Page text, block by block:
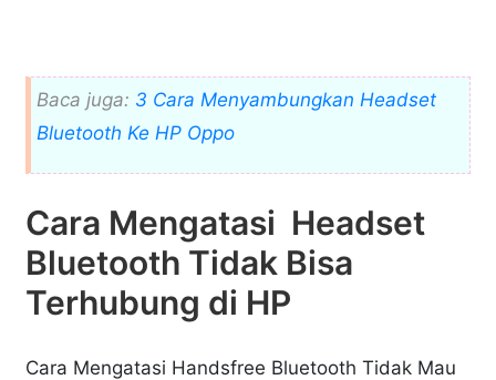
Baca juga: 3 Cara Menyambungkan Headset
Bluetooth Ke HP Oppo
Cara Mengatasi Headset
Bluetooth Tidak Bisa
Terhubung di HP
Cara Mengatasi Handsfree Bluetooth Tidak Mau